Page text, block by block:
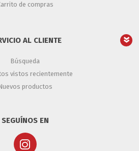
de compras
AL CLIENTE
Búsqueda
vistos recientemente
productos
SEGUÍNOS EN